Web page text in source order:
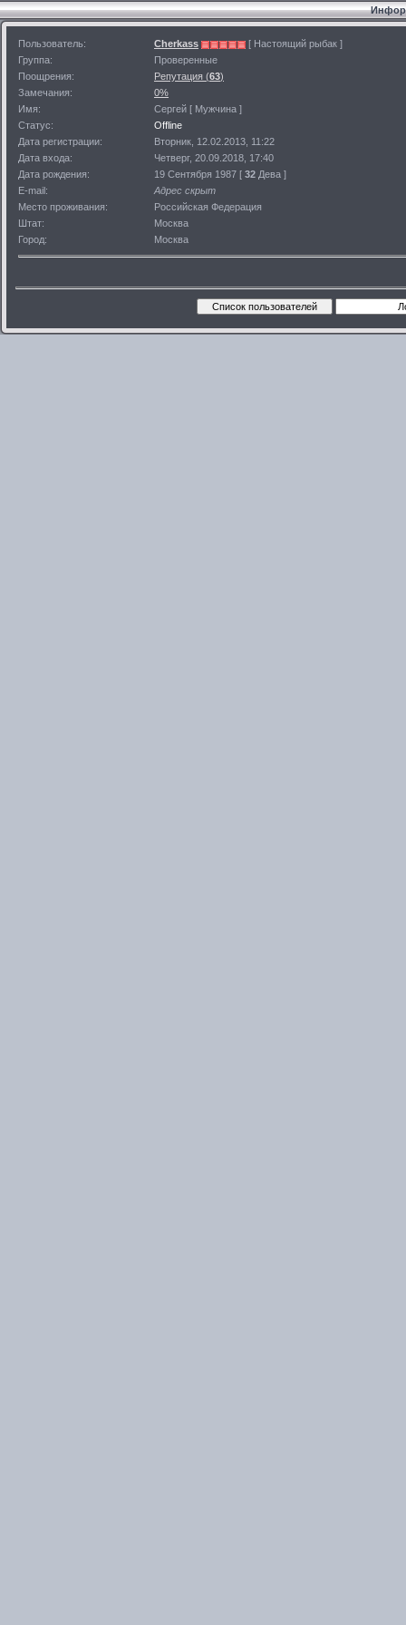
Пользователь: Cherkass
[ Настоящий рыбак ]
Группа:
Проверенные
Поощрения:
Репутация (63)
Замечания:
0%
Имя:
Сергей [ Мужчина ]
Статус:
Offline
Дата регистрации:
Вторник, 12.02.2013, 11:22
Дата входа:
Четверг, 20.09.2018, 17:40
Дата рождения:
19 Сентября 1987 [ 32 Дева ]
E-mail:
Адрес скрыт
Место проживания:
Российская Федерация
Штат:
Москва
Город:
Москва